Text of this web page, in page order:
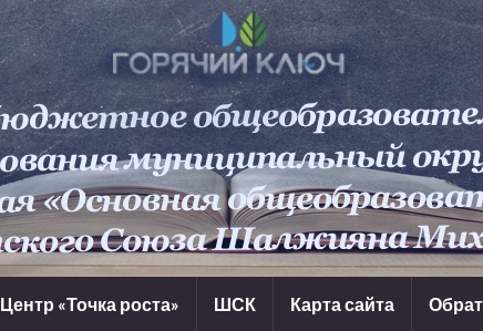
Центр «Точка роста» ШСК Карта сайта